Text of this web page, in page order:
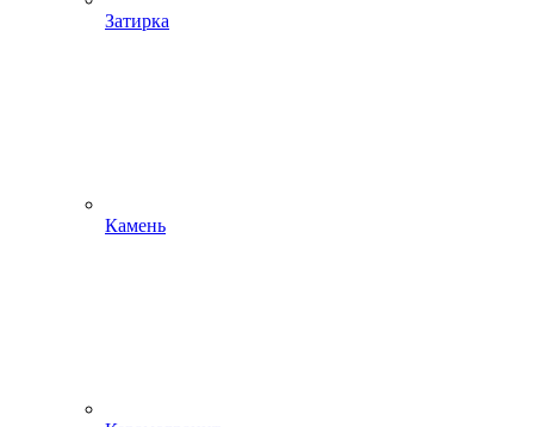
Затирка
Камень